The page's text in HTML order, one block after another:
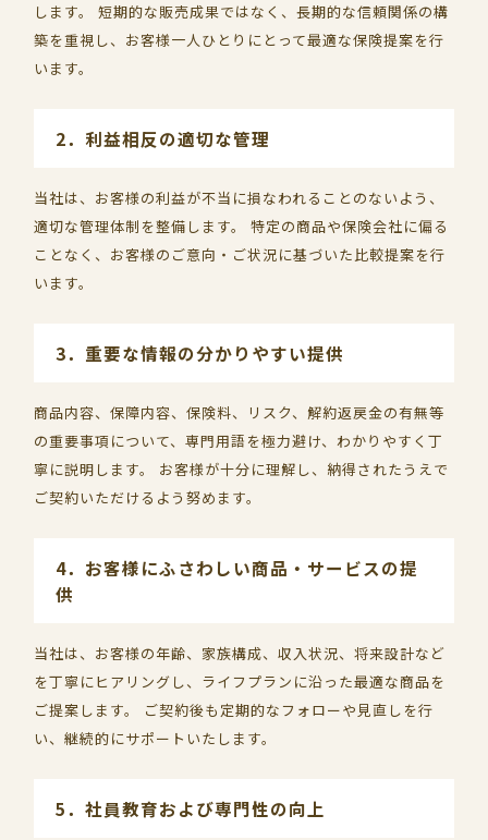
します。 短期的な販売成果ではなく、長期的な信頼関係の構
築を重視し、お客様一人ひとりにとって最適な保険提案を行
います。
2．利益相反の適切な管理
当社は、お客様の利益が不当に損なわれることのないよう、
適切な管理体制を整備します。 特定の商品や保険会社に偏る
ことなく、お客様のご意向・ご状況に基づいた比較提案を行
います。
3．重要な情報の分かりやすい提供
商品内容、保障内容、保険料、リスク、解約返戻金の有無等
の重要事項について、専門用語を極力避け、わかりやすく丁
寧に説明します。 お客様が十分に理解し、納得されたうえで
ご契約いただけるよう努めます。
4．お客様にふさわしい商品・サービスの提
供
当社は、お客様の年齢、家族構成、収入状況、将来設計など
を丁寧にヒアリングし、ライフプランに沿った最適な商品を
ご提案します。 ご契約後も定期的なフォローや見直しを行
い、継続的にサポートいたします。
5．社員教育および専門性の向上